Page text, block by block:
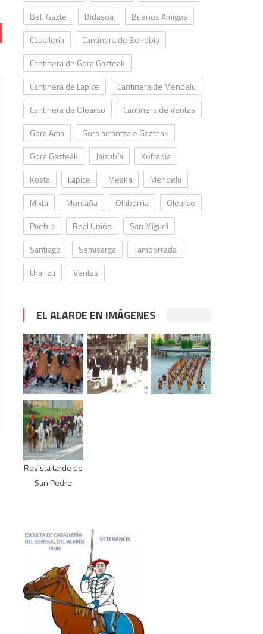
Beti Gazte
Bidasoa
Buenos Amigos
Caballería
Cantinera de Behobia
Cantinera de Gora Gazteak
Cantinera de Lapice
Cantinera de Mendelu
Cantinera de Olearso
Cantinera de Ventas
Gora Ama
Gora arrantzale Gazteak
Gora Gazteak
Jaizubía
Kofradia
Kosta
Lapice Meaka
Mendelu
Mixta
Montaña Olaberria
Olearso
Pueblo
Real Unión
San Miguel
Santiago
Semisarga
Tamborrada
Uranzu
Ventas
EL ALARDE EN IMÁGENES
Revista tarde de
San Pedro